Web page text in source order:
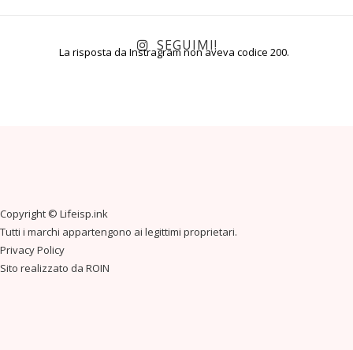
La risposta da Instragram non aveva codice 200.
SEGUIMI!
Copyright © Lifeisp.ink
Tutti i marchi appartengono ai legittimi proprietari.
Privacy Policy
Sito realizzato da ROIN